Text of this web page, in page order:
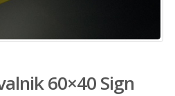
60×40 Sign